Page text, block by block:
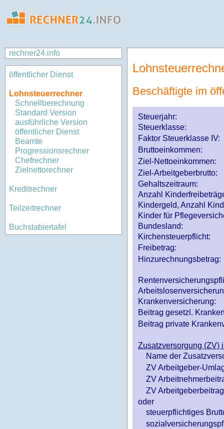
rechner24.info
öffentlicher Dienst
Lohnsteuerrechner
Schnellberechnung
Standard Version
ausführliche Version
öffentlicher Dienst
Beamte
Progressionsrechner
Chefrechner
Zielnettorechner
Kreditrechner
Teilzeitrechner
Buchstabiertafel
Beschäftigte im
Steuerjahr:
Steuerklasse:
Faktor Steuerklasse IV:
Bruttoeinkommen:
Ziel-Nettoeinkommen:
Ziel-Arbeitgeberbrutto:
Gehaltszeitraum:
Anzahl
Kindergeld, Anzahl
Kinder für
Bundesland:
Kirchensteuerpflicht:
Freibetrag:
Hinzurechnungsbetrag:
Krankenversicherung:
Beitrag gesetzl.
Beitrag private
Zusatzversorgung (ZV)
Name der
ZV Arbeitgeber-
ZV
ZV
oder
steuerpflichtiges